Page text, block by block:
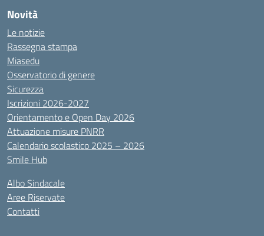
Novità
Le notizie
Rassegna stampa
Miasedu
Osservatorio di genere
Sicurezza
Iscrizioni 2026-2027
Orientamento e Open Day 2026
Attuazione misure PNRR
Calendario scolastico 2025 – 2026
Smile Hub
Albo Sindacale
Aree Riservate
Contatti